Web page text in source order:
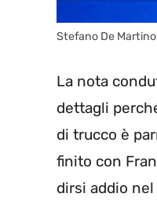
Stefano De
La nota
dettagli
di trucco è
finito con
dirsi addio